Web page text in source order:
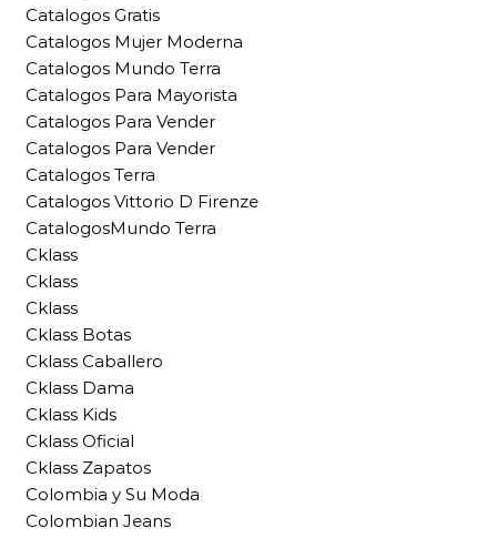
Catalogos Gratis
Catalogos Mujer Moderna
Catalogos Mundo Terra
Catalogos Para Mayorista
Catalogos Para Vender
Catalogos Para Vender
Catalogos Terra
Catalogos Vittorio D Firenze
CatalogosMundo Terra
Cklass
Cklass
Cklass
Cklass Botas
Cklass Caballero
Cklass Dama
Cklass Kids
Cklass Oficial
Cklass Zapatos
Colombia y Su Moda
Colombian Jeans